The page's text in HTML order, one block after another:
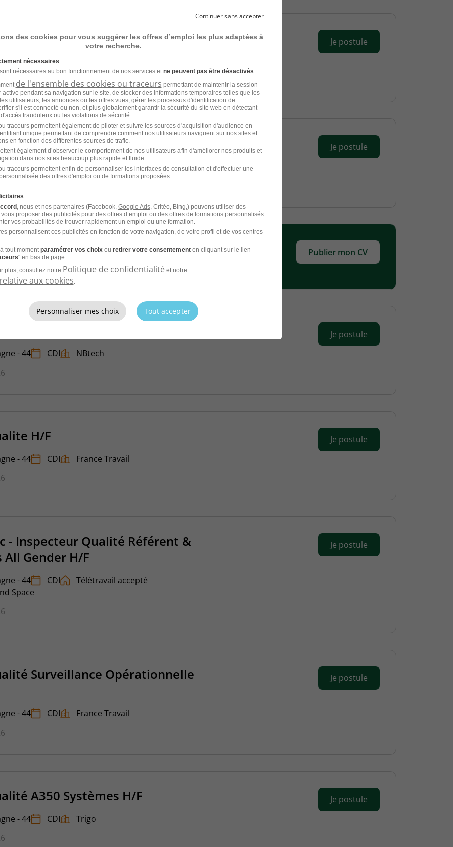
H/F
- 44 CDI
Je postule
H/F
- 44 CDI
Expleo
Je postule
et laissez les recruteurs venir à
Publier mon CV
Aéronautique H/F
- 44 CDI
NBtech
Je postule
H/F
- 44 CDI
France Travail
Je postule
- Inspecteur Qualité Référent &
Gender H/F
- 44 CDI
Télétravail accepté
Space
Je postule
Surveillance Opérationnelle
- 44 CDI
France Travail
Je postule
A350 Systèmes H/F
- 44 CDI
Trigo
Je postule
Continuer sans accepter
des cookies pour vous suggérer les offres d’emploi les plus adaptées à
votre recherche.
nécessaires
nécessaires au bon fonctionnement de nos services et ne peuvent pas être désactivés
de l'ensemble des cookies ou traceurs permettant de maintenir la session
active pendant sa navigation sur le site, de stocker des informations temporaires telles que les
utilisateurs, les annonces ou les offres vues, gérer les processus d'identification de
s'il est connecté ou non, et plus globalement garantir la sécurité du site web en détectant
frauduleux ou les violations de sécurité.
traceurs permettent également de piloter et suivre les sources d'acquisition d'audience en
unique permettant de comprendre comment nos utilisateurs naviguent sur nos sites et
en fonction des différentes sources de trafic.
également d’observer le comportement de nos utilisateurs afin d'améliorer nos produits et
dans nos sites beaucoup plus rapide et fluide.
traceurs permettent enfin de personnaliser les interfaces de consultation et d'effectuer une
des offres d'emploi ou de formations proposées.
, nous et nos partenaires (Facebook, Google Ads, Critéo, Bing,) pouvons utiliser des
proposer des publicités pour des offres d’emploi ou des offres de formations personnalisés
vos probabilités de trouver rapidement un emploi ou une formation.
personnalisent ces publicités en fonction de votre navigation, de votre profil et de vos centres
tout moment paramétrer vos choixou retirer votre consentementen cliquant sur le lien
" en bas de page.
plus, consultez notre Politique de confidentialité et notre
aux cookies
Personnaliser mes choix Tout accepter